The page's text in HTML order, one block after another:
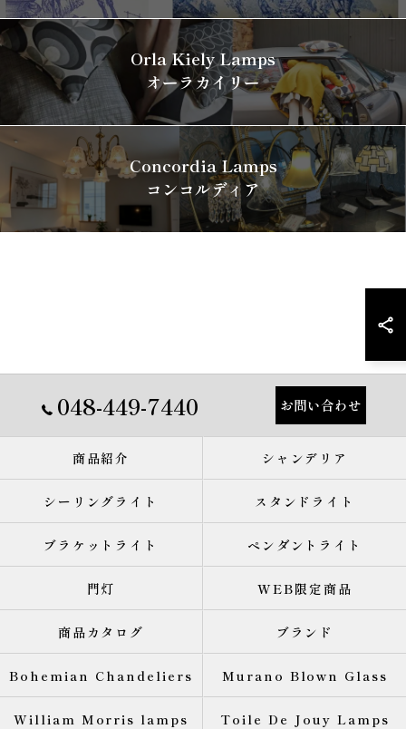
Orla Kiely Lamps
オーラカイリー
Concordia Lamps
コンコルディア
048-449-7440 お問い合わせ
商品紹介 シャンデリア
シーリングライト スタンドライト
ブラケットライト ペンダントライト
門灯 WEB限定商品
商品カタログ ブランド
Bohemian Chandeliers Murano Blown Glass
William Morris lamps Toile De Jouy Lamps